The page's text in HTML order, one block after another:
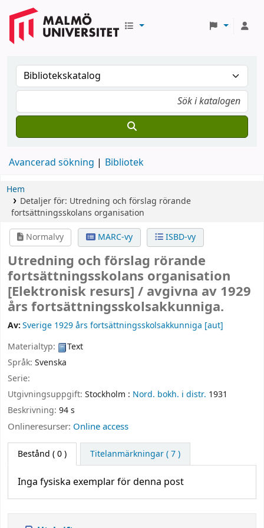
Avancerad sökning Bibliotek
Hem
Detaljer för: Utredning och förslag rörande
fortsättningsskolans organisation
Normalvy
MARC-vy ISBD-vy
Utredning och förslag rörande
fortsättningsskolans organisation
[Elektronisk resurs] / avgivna av 1929
års fortsättningsskolsakkunniga.
Av:Sverige 1929 års fortsättningsskolsakkunniga [aut]
Materialtyp:
Text
Språk: Svenska
Serie:
Utgivningsuppgift: Stockholm : Nord. bokh. i distr. 1931
Beskrivning: 94 s
Onlineresurser: Online access
Bestånd ( 0 ) Titelanmärkningar ( 7 )
Inga fysiska exemplar för denna post